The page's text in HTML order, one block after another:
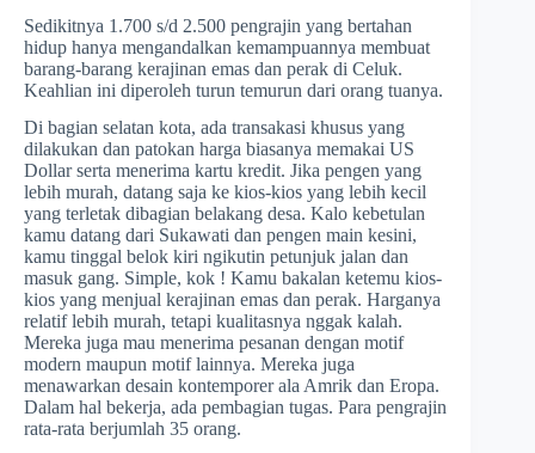
Sedikitnya 1.700 s/d 2.500 pengrajin yang bertahan
hidup hanya mengandalkan kemampuannya membuat
barang-barang kerajinan emas dan perak di Celuk.
Keahlian ini diperoleh turun temurun dari orang tuanya.
Di bagian selatan kota, ada transakasi khusus yang
dilakukan dan patokan harga biasanya memakai US
Dollar serta menerima kartu kredit. Jika pengen yang
lebih murah, datang saja ke kios-kios yang lebih kecil
yang terletak dibagian belakang desa. Kalo kebetulan
kamu datang dari Sukawati dan pengen main kesini,
kamu tinggal belok kiri ngikutin petunjuk jalan dan
masuk gang. Simple, kok ! Kamu bakalan ketemu kios-
kios yang menjual kerajinan emas dan perak. Harganya
relatif lebih murah, tetapi kualitasnya nggak kalah.
Mereka juga mau menerima pesanan dengan motif
modern maupun motif lainnya. Mereka juga
menawarkan desain kontemporer ala Amrik dan Eropa.
Dalam hal bekerja, ada pembagian tugas. Para pengrajin
rata-rata berjumlah 35 orang.